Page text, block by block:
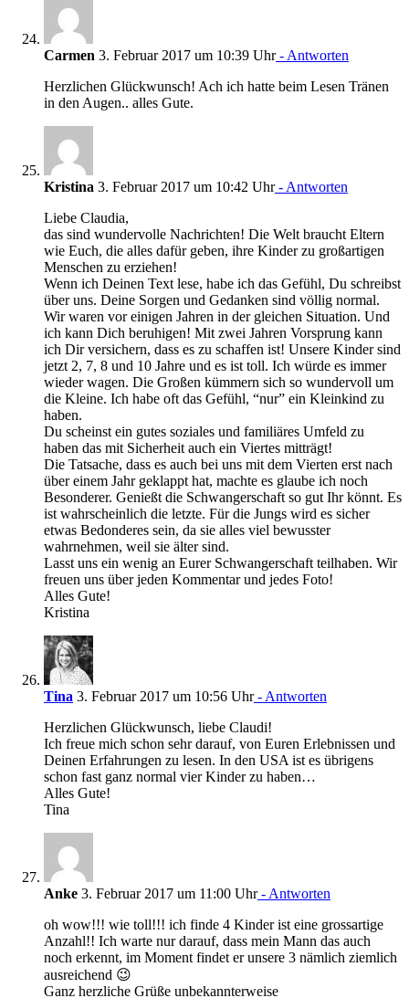
Carmen 3. Februar 2017 um 10:39 Uhr- Antworten
Herzlichen Glückwunsch! Ach ich hatte beim Lesen Tränen
in den Augen.. alles Gute.
Kristina 3. Februar 2017 um 10:42 Uhr- Antworten
Liebe Claudia,
das sind wundervolle Nachrichten! Die Welt braucht Eltern
wie Euch, die alles dafür geben, ihre Kinder zu großartigen
Menschen zu erziehen!
Wenn ich Deinen Text lese, habe ich das Gefühl, Du schreibst
über uns. Deine Sorgen und Gedanken sind völlig normal.
Wir waren vor einigen Jahren in der gleichen Situation. Und
ich kann Dich beruhigen! Mit zwei Jahren Vorsprung kann
ich Dir versichern, dass es zu schaffen ist! Unsere Kinder sind
jetzt 2, 7, 8 und 10 Jahre und es ist toll. Ich würde es immer
wieder wagen. Die Großen kümmern sich so wundervoll um
die Kleine. Ich habe oft das Gefühl, “nur” ein Kleinkind zu
haben.
Du scheinst ein gutes soziales und familiäres Umfeld zu
haben das mit Sicherheit auch ein Viertes mitträgt!
Die Tatsache, dass es auch bei uns mit dem Vierten erst nach
über einem Jahr geklappt hat, machte es glaube ich noch
Besonderer. Genießt die Schwangerschaft so gut Ihr könnt. Es
ist wahrscheinlich die letzte. Für die Jungs wird es sicher
etwas Bedonderes sein, da sie alles viel bewusster
wahrnehmen, weil sie älter sind.
Lasst uns ein wenig an Eurer Schwangerschaft teilhaben. Wir
freuen uns über jeden Kommentar und jedes Foto!
Alles Gute!
Kristina
Tina 3. Februar 2017 um 10:56 Uhr- Antworten
Herzlichen Glückwunsch, liebe Claudi!
Ich freue mich schon sehr darauf, von Euren Erlebnissen und
Deinen Erfahrungen zu lesen. In den USA ist es übrigens
schon fast ganz normal vier Kinder zu haben…
Alles Gute!
Tina
Anke 3. Februar 2017 um 11:00 Uhr- Antworten
oh wow!!! wie toll!!! ich finde 4 Kinder ist eine grossartige
Anzahl!! Ich warte nur darauf, dass mein Mann das auch
noch erkennt, im Moment findet er unsere 3 nämlich ziemlich
ausreichend 😉
Ganz herzliche Grüße unbekannterweise